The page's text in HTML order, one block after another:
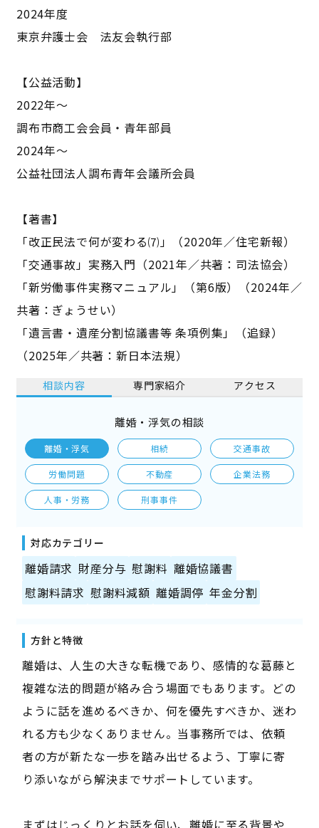
2024年度
東京弁護士会 法友会執行部
【公益活動】
2022年～
調布市商工会会員・青年部員
2024年～
公益社団法人調布青年会議所会員
【著書】
「改正民法で何が変わる⑺」（2020年／住宅新報）
「交通事故」実務入門（2021年／共著：司法協会）
「新労働事件実務マニュアル」（第6版）（2024年／
共著：ぎょうせい）
「遺言書・遺産分割協議書等 条項例集」（追録）
（2025年／共著：新日本法規）
相談内容 専門家紹介 アクセス
離婚・浮気の相談
離婚・浮気 相続 交通事故
労働問題 不動産 企業法務
人事・労務 刑事事件
対応カテゴリー
離婚請求 財産分与 慰謝料 離婚協議書
慰謝料請求 慰謝料減額 離婚調停 年金分割
方針と特徴
離婚は、人生の大きな転機であり、感情的な葛藤と
複雑な法的問題が絡み合う場面でもあります。どの
ように話を進めるべきか、何を優先すべきか、迷わ
れる方も少なくありません。当事務所では、依頼
者の方が新たな一歩を踏み出せるよう、丁寧に寄
り添いながら解決までサポートしています。
まずはじっくりとお話を伺い、離婚に至る背景や